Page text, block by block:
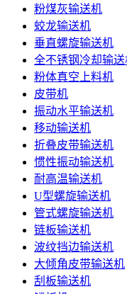
粉煤灰输送机
蛟龙输送机
垂直螺旋输送机
全不锈钢冷却输送
粉体真空上料机
皮带机
振动水平输送机
移动输送机
折叠皮带输送机
惯性振动输送机
耐高温输送机
U型螺旋输送机
管式螺旋输送机
链板输送机
波纹挡边输送机
大倾角皮带输送机
刮板输送机